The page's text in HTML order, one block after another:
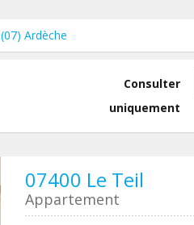
(07) Ardèche
Consulter
uniquement
07400 Le Teil
Appartement